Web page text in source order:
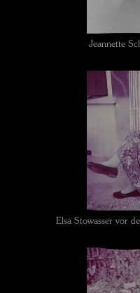
Jeannette
Elsa Stowasser vor